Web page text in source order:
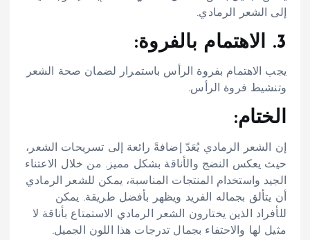
إلى الشعر الرمادي.
3. الاهتمام بالفروة:
يجب الاهتمام بفروة الرأس باستمرار لضمان صحة الشعر
وتنشيط فروة الرأس.
الختام:
إن الشعر الرمادي يُعَدّ إضافةً رائعة إلى تسريحات الشعر،
حيث يعكس النضج والأناقة بشكل مميز. من خلال الاعتناء
الجيد واستخدام المنتجات المناسبة، يمكن للشعر الرمادي
أن يتألق بجماله الفريد ويظهر بأفضل طريقة. يمكن
للأفراد الذين يختارون الشعر الرمادي الاستمتاع بأناقة لا
مثيل لها والاحتفاء بجمال تدرجات هذا اللون الجميل.